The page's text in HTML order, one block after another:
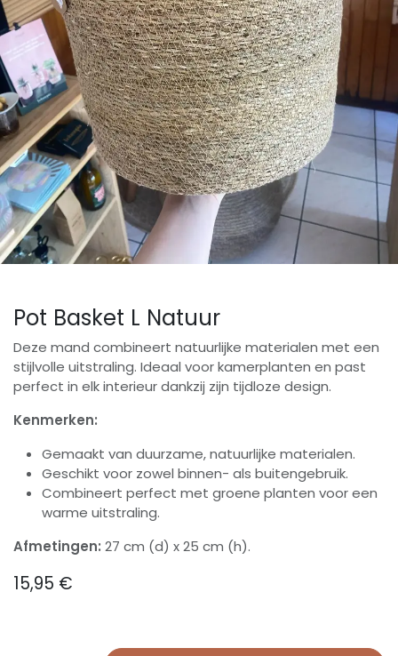
Pot Basket L Natuur
Deze mand combineert natuurlijke materialen met een
stijlvolle uitstraling. Ideaal voor kamerplanten en past
perfect in elk interieur dankzij zijn tijdloze design.
Kenmerken:
Gemaakt van duurzame, natuurlijke materialen.
Geschikt voor zowel binnen- als buitengebruik.
Combineert perfect met groene planten voor een
warme uitstraling.
Afmetingen: 27 cm (d) x 25 cm (h).
15,95 €